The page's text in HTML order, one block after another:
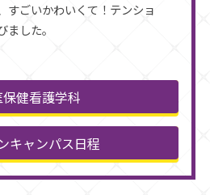
すごいかわいくて！テンショ
した。
健看護学科
キャンパス日程